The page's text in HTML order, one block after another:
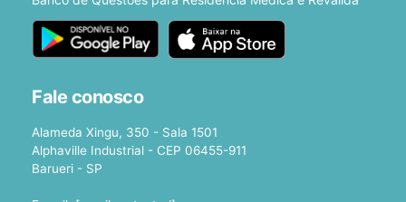
Fale conosco
Alameda Xingu, 350 - Sala 1501
Alphaville Industrial - CEP 06455-911
Barueri - SP